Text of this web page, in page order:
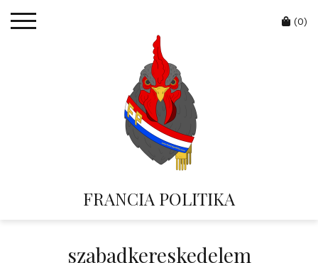
FRANCIA POLITIKA
Cart
(0)
szabadkereskedelem